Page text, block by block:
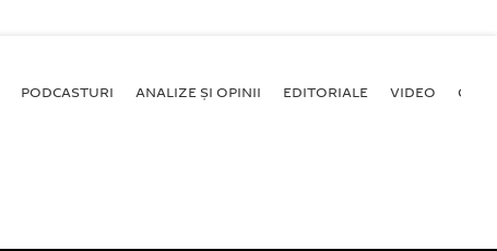
PODCASTURI ANALIZE ȘI OPINII EDITORIALE VIDEO